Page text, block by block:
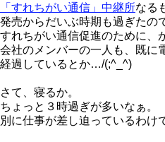
「すれちがい通信」中継所なる
発売からだいぶ時期も過ぎたの
すれちがい通信促進のために、
会社のメンバーの一人も、既に
経過しているとか…/(;^_^)
さて、寝るか。
ちょっと３時過ぎが多いなぁ。
別に仕事が差し迫っているわけ